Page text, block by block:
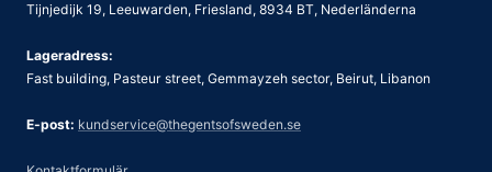
Tijnjedijk 19, Leeuwarden, Friesland, 8934 BT, Nederländerna
Lageradress:
Fast building, Pasteur street, Gemmayzeh sector, Beirut, Libanon
E-post: kundservice@thegentsofsweden.se